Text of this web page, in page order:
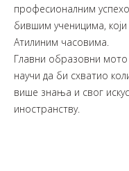
професионалним
бившим ученицима, који
Атилиним часовима.
Главни образовни
научи да би схватио
више знања и свог
иностранству.